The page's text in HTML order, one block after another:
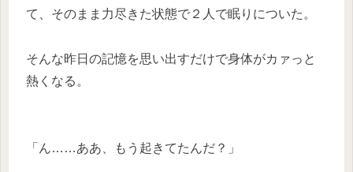
て、そのまま力尽きた状態で２人で眠りについた。
そんな昨日の記憶を思い出すだけで身体がカァっと
熱くなる。
「ん……ああ、もう起きてたんだ？」